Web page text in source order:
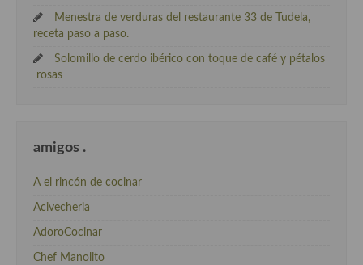
Menestra de verduras del restaurante 33 de Tudela,
receta paso a paso.
Solomillo de cerdo ibérico con toque de café y pétalos
rosas
amigos .
A el rincón de cocinar
Acivecheria
AdoroCocinar
Chef Manolito